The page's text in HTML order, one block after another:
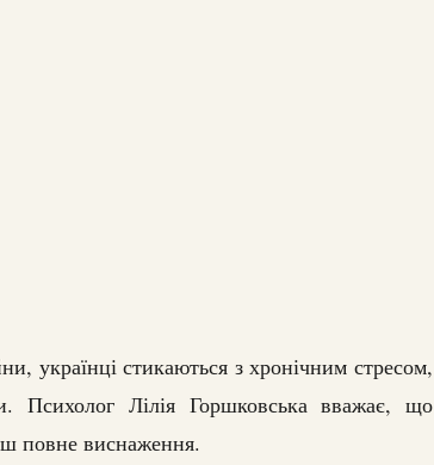
українці стикаються з хронічним стресом,
Психолог Лілія Горшковська вважає, що
повне виснаження.